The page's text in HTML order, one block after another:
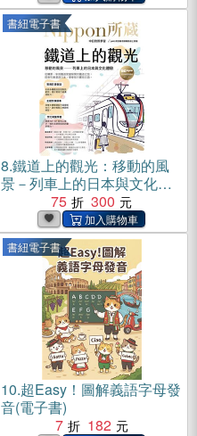
書紐電子書
8.鐵道上的觀光：移動的風
景－列車上的日本與文化體
驗(電子書)
75 300
書紐電子書
10.超Easy！圖解義語字母發
音(電子書)
7
182